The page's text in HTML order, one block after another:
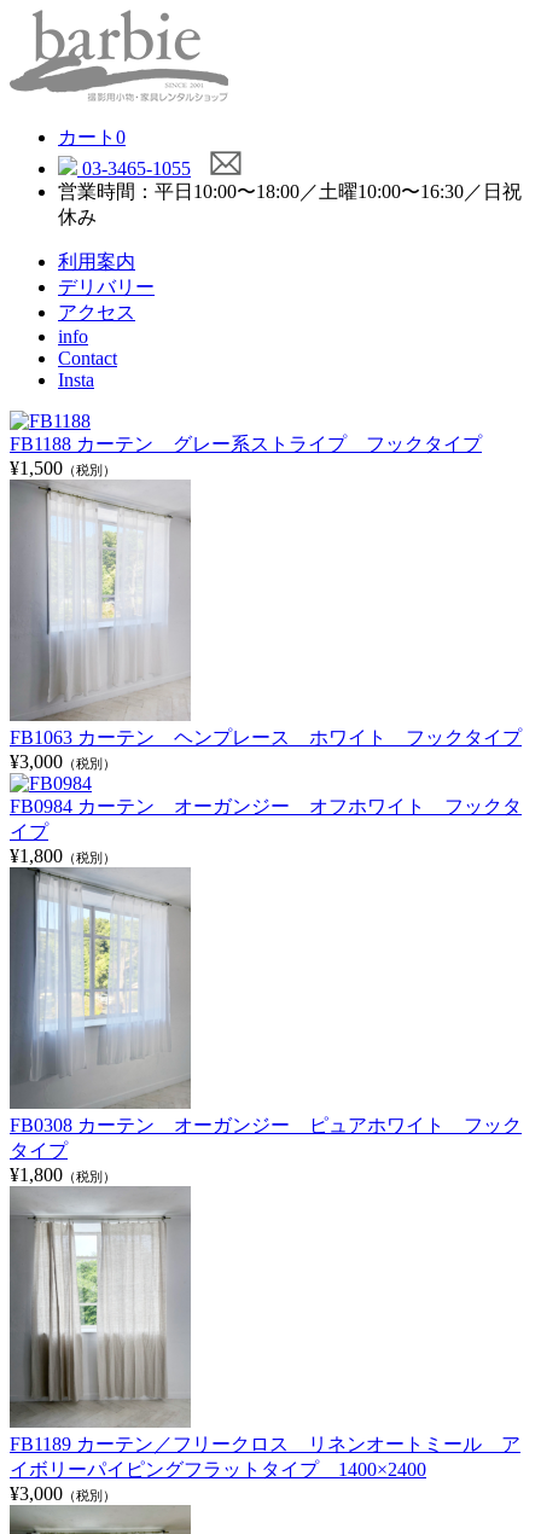
カート 0
03-3465-1055
営業時間：平日10:00〜18:00／土曜10:00〜16:30／日祝
休み
利用案内
デリバリー
アクセス
info
Contact
Insta
FB1188 カーテン グレー系ストライプ フックタイプ
¥1,500 （税別）
FB1063 カーテン ヘンプレース ホワイト フックタイプ
¥3,000 （税別）
FB0984 カーテン オーガンジー オフホワイト フックタ
イプ
¥1,800 （税別）
FB0308 カーテン オーガンジー ピュアホワイト フック
タイプ
¥1,800 （税別）
FB1189 カーテン／フリークロス リネンオートミール ア
イボリーパイピングフラットタイプ 1400×2400
¥3,000 （税別）